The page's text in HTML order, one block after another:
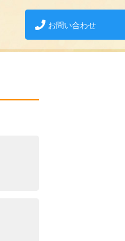
お問い合わせ